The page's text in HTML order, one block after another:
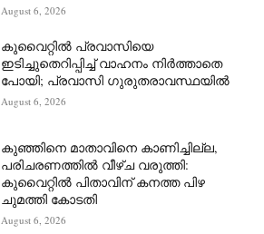
August 6, 2026
കുവൈറ്റിൽ പ്രവാസിയെ
ഇടിച്ചുതെറിപ്പിച്ച് വാഹനം നിർത്താതെ
പോയി; പ്രവാസി ഗുരുതരാവസ്ഥയിൽ
August 6, 2026
കുഞ്ഞിനെ മാതാവിനെ കാണിച്ചില്ല,
പരിചരണത്തിൽ വീഴ്ച വരുത്തി:
കുവൈറ്റിൽ പിതാവിന് കനത്ത പിഴ
ചുമത്തി കോടതി
August 6, 2026